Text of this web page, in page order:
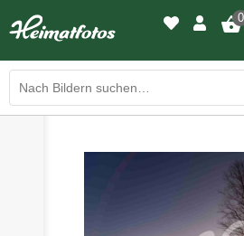
0
LED-